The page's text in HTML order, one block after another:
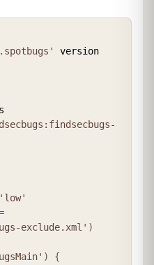
'low'
exclude.xml' )
)
{